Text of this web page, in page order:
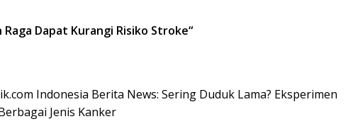
Raga Dapat Kurangi Risiko Stroke“
Indonesia Berita News: Sering Duduk Lama? Eksperimen
Jenis Kanker